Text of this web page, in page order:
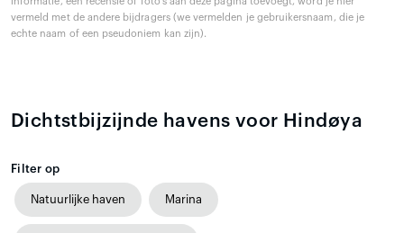
vermeld met de andere bijdragers (we vermelden je gebruikersnaam, die je
echte naam of een pseudoniem kan zijn).
Dichtstbijzijnde havens voor Hindøya
Filter op
Natuurlijke haven Marina